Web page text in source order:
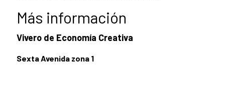
Más información
Vivero de Economía Creativa
Sexta Avenida zona 1